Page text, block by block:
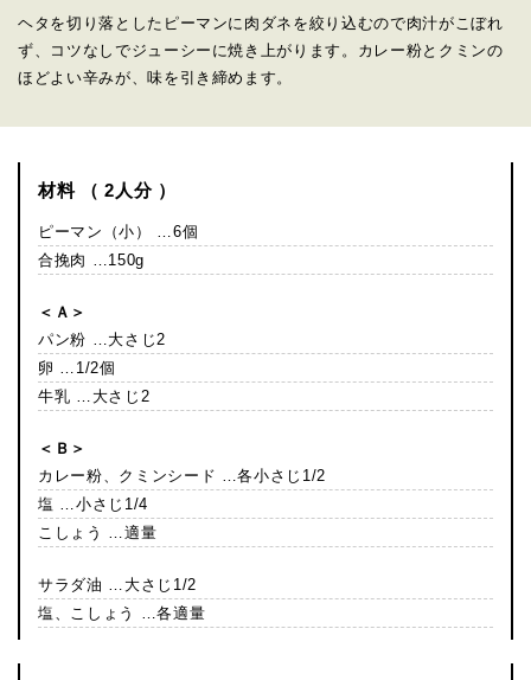
ヘタを切り落としたピーマンに肉ダネを絞り込むので肉汁がこぼれ
ず、コツなしでジューシーに焼き上がります。カレー粉とクミンの
ほどよい辛みが、味を引き締めます。
材料 （ 2人分 ）
ピーマン（小） …6個
合挽肉 …150g
＜Ａ＞
パン粉 …大さじ2
卵 …1/2個
牛乳 …大さじ2
＜Ｂ＞
カレー粉、クミンシード …各小さじ1/2
塩 …小さじ1/4
こしょう …適量
サラダ油 …大さじ1/2
塩、こしょう …各適量